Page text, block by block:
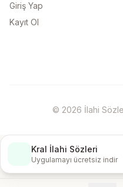
Giriş Yap
Kayıt Ol
© 2026 İlahi
Kral İlahi Sözleri
Uygulamayı ücretsiz indir